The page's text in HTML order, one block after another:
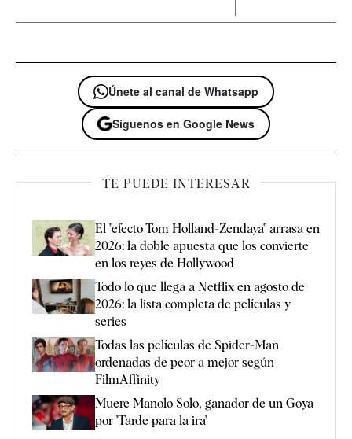
Únete al canal de Whatsapp
Síguenos en Google News
TE PUEDE INTERESAR
El "efecto Tom Holland-Zendaya" arrasa en
2026: la doble apuesta que los convierte
en los reyes de Hollywood
Todo lo que llega a Netflix en agosto de
2026: la lista completa de películas y
series
Todas las películas de Spider-Man
ordenadas de peor a mejor según
FilmAffinity
Muere Manolo Solo, ganador de un Goya
por 'Tarde para la ira'